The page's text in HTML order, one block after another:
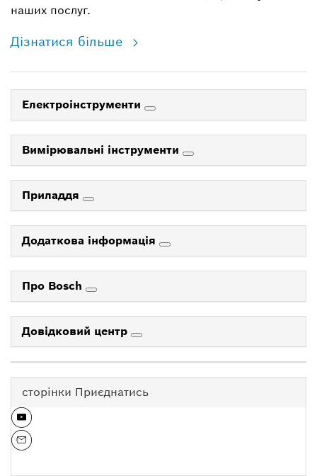
наших послуг.
Дізнатися більше
Електроінструменти
Вимірювальні інструменти
Приладдя
Додаткова інформація
Про Bosch
Довідковий центр
сторінки Приєднатись